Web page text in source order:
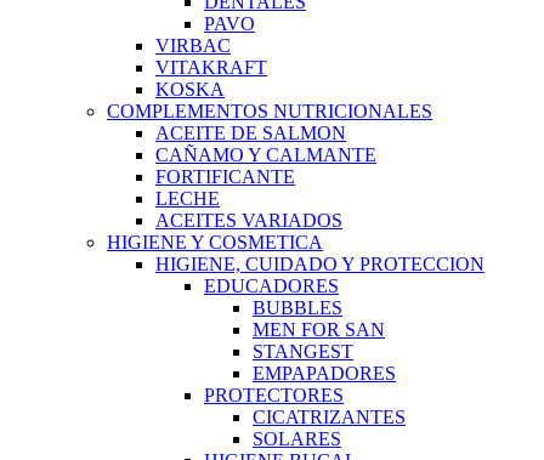
PAVO
VIRBAC
VITAKRAFT
KOSKA
COMPLEMENTOS NUTRICIONALES
ACEITE DE SALMON
CAÑAMO Y CALMANTE
FORTIFICANTE
LECHE
ACEITES VARIADOS
HIGIENE Y COSMETICA
HIGIENE, CUIDADO Y PROTECCION
EDUCADORES
BUBBLES
MEN FOR SAN
STANGEST
EMPAPADORES
PROTECTORES
CICATRIZANTES
SOLARES